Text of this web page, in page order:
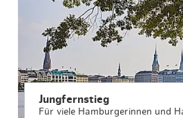
Jungfernstieg
Für viele Hamburgerinnen und